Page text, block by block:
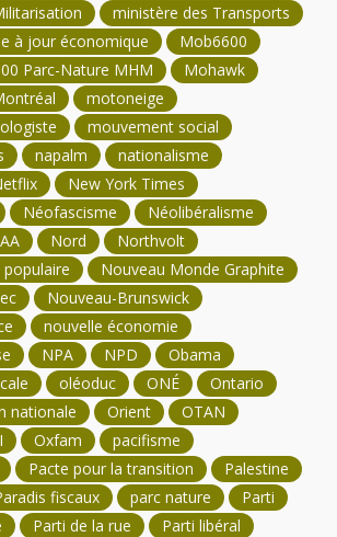
ministère des Transports
à jour économique
Mob6600
Parc-Nature MHM
Mohawk
motoneige
mouvement social
napalm
nationalisme
New York Times
Néofascisme
Néolibéralisme
Nord
Northvolt
Nouveau Monde Graphite
Nouveau-Brunswick
nouvelle économie
NPA NPD
Obama
oléoduc ONÉ
Ontario
nationale Orient
OTAN
Oxfam
pacifisme
Pacte pour la transition
Palestine
fiscaux parc nature
Parti
Parti de la rue
Parti libéral